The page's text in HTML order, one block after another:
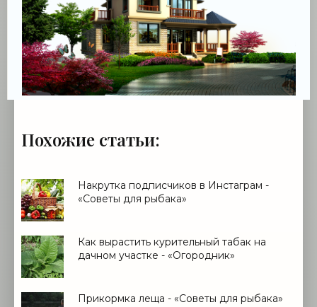
Похожие статьи:
Накрутка подписчиков в Инстаграм -
«Советы для рыбака»
Как вырастить курительный табак на
дачном участке - «Огородник»
Прикормка леща - «Советы для рыбака»